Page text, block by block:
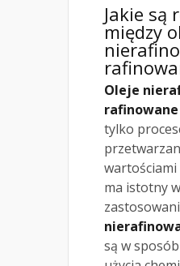
Jakie są
między
Oleje
rafinowane
tylko
wartościami
ma istotny
są w